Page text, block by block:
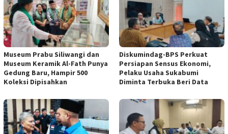
Museum Prabu Siliwangi dan
Museum Keramik Al-Fath Punya
Gedung Baru, Hampir 500
Koleksi Dipisahkan
Diskumindag-BPS Perkuat
Persiapan Sensus Ekonomi,
Pelaku Usaha Sukabumi
Diminta Terbuka Beri Data